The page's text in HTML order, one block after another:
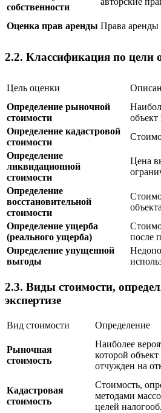
собственности
Оценка прав аренды Права
2.2. Классификация по цели
Цель оценки
Определение рыночной
стоимости
Определение кадастровой
стоимости
Определение
ликвидационной
стоимости
Цена
Определение
восстановительной
стоимости
объекта
Определение ущерба
(реального ущерба)
после
Определение упущенной
выгоды
2.3. Виды стоимости,
экспертизе
Вид стоимости Определение
Рыночная
стоимость
Наиболее
которой
отчужден на
Кадастровая
стоимость
Стоимость,
методами
целей